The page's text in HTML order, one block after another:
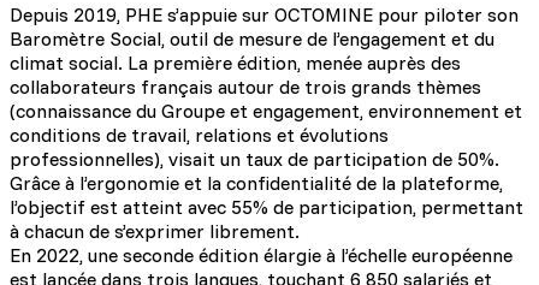
Depuis 2019, PHE s’appuie sur OCTOMINE pour piloter son
Baromètre Social, outil de mesure de l’engagement et du
climat social. La première édition, menée auprès des
collaborateurs français autour de trois grands thèmes
(connaissance du Groupe et engagement, environnement et
conditions de travail, relations et évolutions
professionnelles), visait un taux de participation de 50%.
Grâce à l’ergonomie et la confidentialité de la plateforme,
l’objectif est atteint avec 55% de participation, permettant
à chacun de s’exprimer librement.
En 2022, une seconde édition élargie à l’échelle européenne
est lancée dans trois langues, touchant 6 850 salariés et